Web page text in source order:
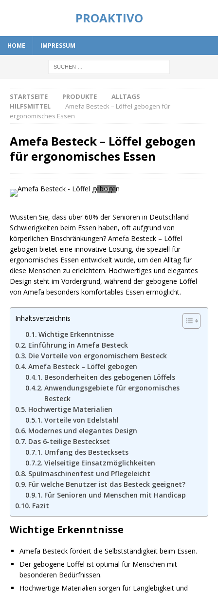
PROAKTIVO
HOME IMPRESSUM
STARTSEITE PRODUKTE
ALLTAGS
HILFSMITTEL
Amefa Besteck – Löffel gebogen für
ergonomisches Essen
Amefa Besteck – Löffel gebogen
für ergonomisches Essen
Wussten Sie, dass über 60% der Senioren in Deutschland
Schwierigkeiten beim Essen haben, oft aufgrund von
körperlichen Einschränkungen? Amefa Besteck – Löffel
gebogen bietet eine innovative Lösung, die speziell für
ergonomisches Essen entwickelt wurde, um den Alltag für
diese Menschen zu erleichtern. Hochwertiges und elegantes
Design steht im Vordergrund, während der gebogene Löffel
von Amefa besonders komfortables Essen ermöglicht.
Inhaltsverzeichnis
Wichtige Erkenntnisse
Einführung in Amefa Besteck
Die Vorteile von ergonomischem Besteck
Amefa Besteck – Löffel gebogen
Besonderheiten des gebogenen Löffels
Anwendungsgebiete für ergonomisches
Besteck
Hochwertige Materialien
Vorteile von Edelstahl
Modernes und elegantes Design
Das 6-teilige Besteckset
Umfang des Bestecksets
Vielseitige Einsatzmöglichkeiten
Spülmaschinenfest und Pflegeleicht
Für welche Benutzer ist das Besteck geeignet?
Für Senioren und Menschen mit Handicap
Fazit
Wichtige Erkenntnisse
Amefa Besteck fördert die Selbstständigkeit beim Essen.
Der gebogene Löffel ist optimal für Menschen mit
besonderen Bedürfnissen.
Hochwertige Materialien sorgen für Langlebigkeit und